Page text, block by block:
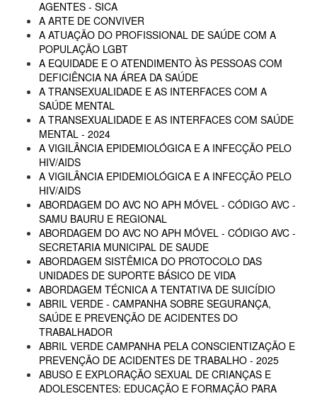
AGENTES - SICA
A ARTE DE CONVIVER
A ATUAÇÃO DO PROFISSIONAL DE SAÚDE COM A
POPULAÇÃO LGBT
A EQUIDADE E O ATENDIMENTO ÀS PESSOAS COM
DEFICIÊNCIA NA ÁREA DA SAÚDE
A TRANSEXUALIDADE E AS INTERFACES COM A
SAÚDE MENTAL
A TRANSEXUALIDADE E AS INTERFACES COM SAÚDE
MENTAL - 2024
A VIGILÂNCIA EPIDEMIOLÓGICA E A INFECÇÃO PELO
HIV/AIDS
A VIGILÂNCIA EPIDEMIOLÓGICA E A INFECÇÃO PELO
HIV/AIDS
ABORDAGEM DO AVC NO APH MÓVEL - CÓDIGO AVC -
SAMU BAURU E REGIONAL
ABORDAGEM DO AVC NO APH MÓVEL - CÓDIGO AVC -
SECRETARIA MUNICIPAL DE SAUDE
ABORDAGEM SISTÊMICA DO PROTOCOLO DAS
UNIDADES DE SUPORTE BÁSICO DE VIDA
ABORDAGEM TÉCNICA A TENTATIVA DE SUICÍDIO
ABRIL VERDE - CAMPANHA SOBRE SEGURANÇA,
SAÚDE E PREVENÇÃO DE ACIDENTES DO
TRABALHADOR
ABRIL VERDE CAMPANHA PELA CONSCIENTIZAÇÃO E
PREVENÇÃO DE ACIDENTES DE TRABALHO - 2025
ABUSO E EXPLORAÇÃO SEXUAL DE CRIANÇAS E
ADOLESCENTES: EDUCAÇÃO E FORMAÇÃO PARA